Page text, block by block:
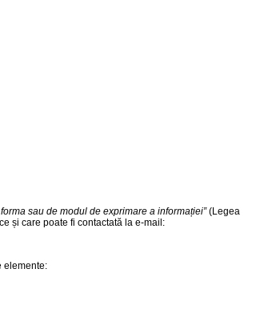
sau de modul de exprimare a informației”(Legea
și care poate fi contactată la e-mail:
elemente: